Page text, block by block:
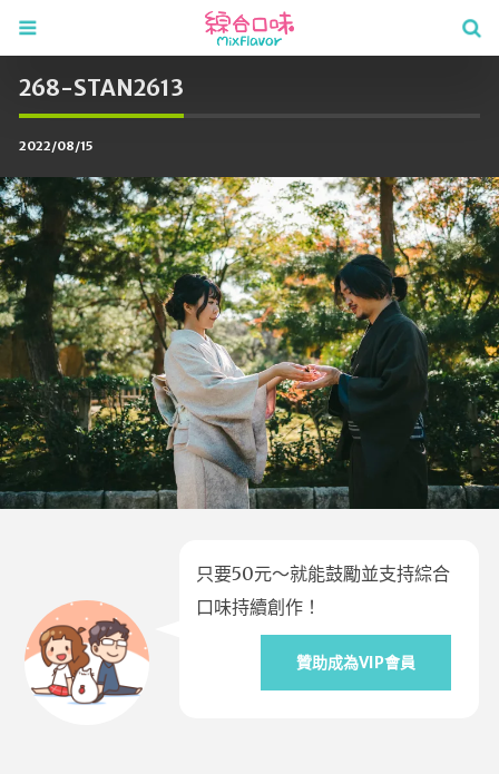
268-STAN2613
2022/08/15
只要50元～就能鼓勵並支持綜合
口味持續創作！
贊助成為VIP會員